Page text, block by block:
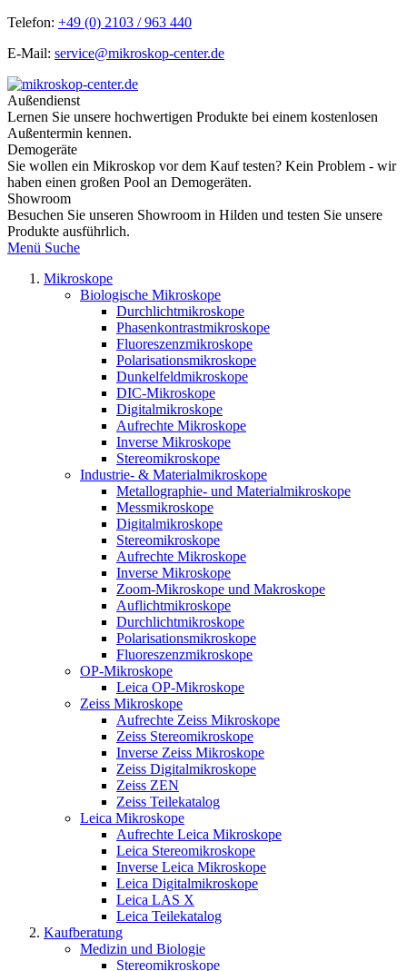
Telefon: +49 (0) 2103 / 963 440
E-Mail: service@mikroskop-center.de
Außendienst
Lernen Sie unsere hochwertigen Produkte bei einem kostenlosen
Außentermin kennen.
Demogeräte
Sie wollen ein Mikroskop vor dem Kauf testen? Kein Problem - wir
haben einen großen Pool an Demogeräten.
Showroom
Besuchen Sie unseren Showroom in Hilden und testen Sie unsere
Produkte ausführlich.
Menü Suche
Mikroskope
Biologische Mikroskope
Durchlichtmikroskope
Phasenkontrastmikroskope
Fluoreszenzmikroskope
Polarisationsmikroskope
Dunkelfeldmikroskope
DIC-Mikroskope
Digitalmikroskope
Aufrechte Mikroskope
Inverse Mikroskope
Stereomikroskope
Industrie- & Materialmikroskope
Metallographie- und Materialmikroskope
Messmikroskope
Digitalmikroskope
Stereomikroskope
Aufrechte Mikroskope
Inverse Mikroskope
Zoom-Mikroskope und Makroskope
Auflichtmikroskope
Durchlichtmikroskope
Polarisationsmikroskope
Fluoreszenzmikroskope
OP-Mikroskope
Leica OP-Mikroskope
Zeiss Mikroskope
Aufrechte Zeiss Mikroskope
Zeiss Stereomikroskope
Inverse Zeiss Mikroskope
Zeiss Digitalmikroskope
Zeiss ZEN
Zeiss Teilekatalog
Leica Mikroskope
Aufrechte Leica Mikroskope
Leica Stereomikroskope
Inverse Leica Mikroskope
Leica Digitalmikroskope
Leica LAS X
Leica Teilekatalog
Kaufberatung
Medizin und Biologie
Stereomikroskope